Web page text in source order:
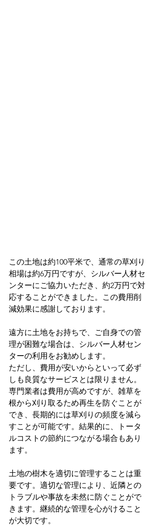
この土地は約100平米で、通常の草刈り
相場は約6万円ですが、シルバー人材セ
ンターにご協力いただき、約2万円で対
応することができました。この費用削
減効果に感謝しております。
遠方に土地をお持ちで、ご自身での管
理が困難な場合は、シルバー人材セン
ターの利用をお勧めします。
ただし、費用が安いからといって必ず
しも良質なサービスとは限りません。
専門業者は費用が高めですが、雑草を
根から刈り取るため再生を防ぐことが
でき、長期的には草刈りの頻度を減ら
すことが可能です。結果的に、トータ
ルコストの節約につながる場合もあり
ます。
土地の樹木を適切に管理することは重
要です。適切な管理により、近隣との
トラブルや事故を未然に防ぐことがで
きます。継続的な管理を心がけること
が大切です。